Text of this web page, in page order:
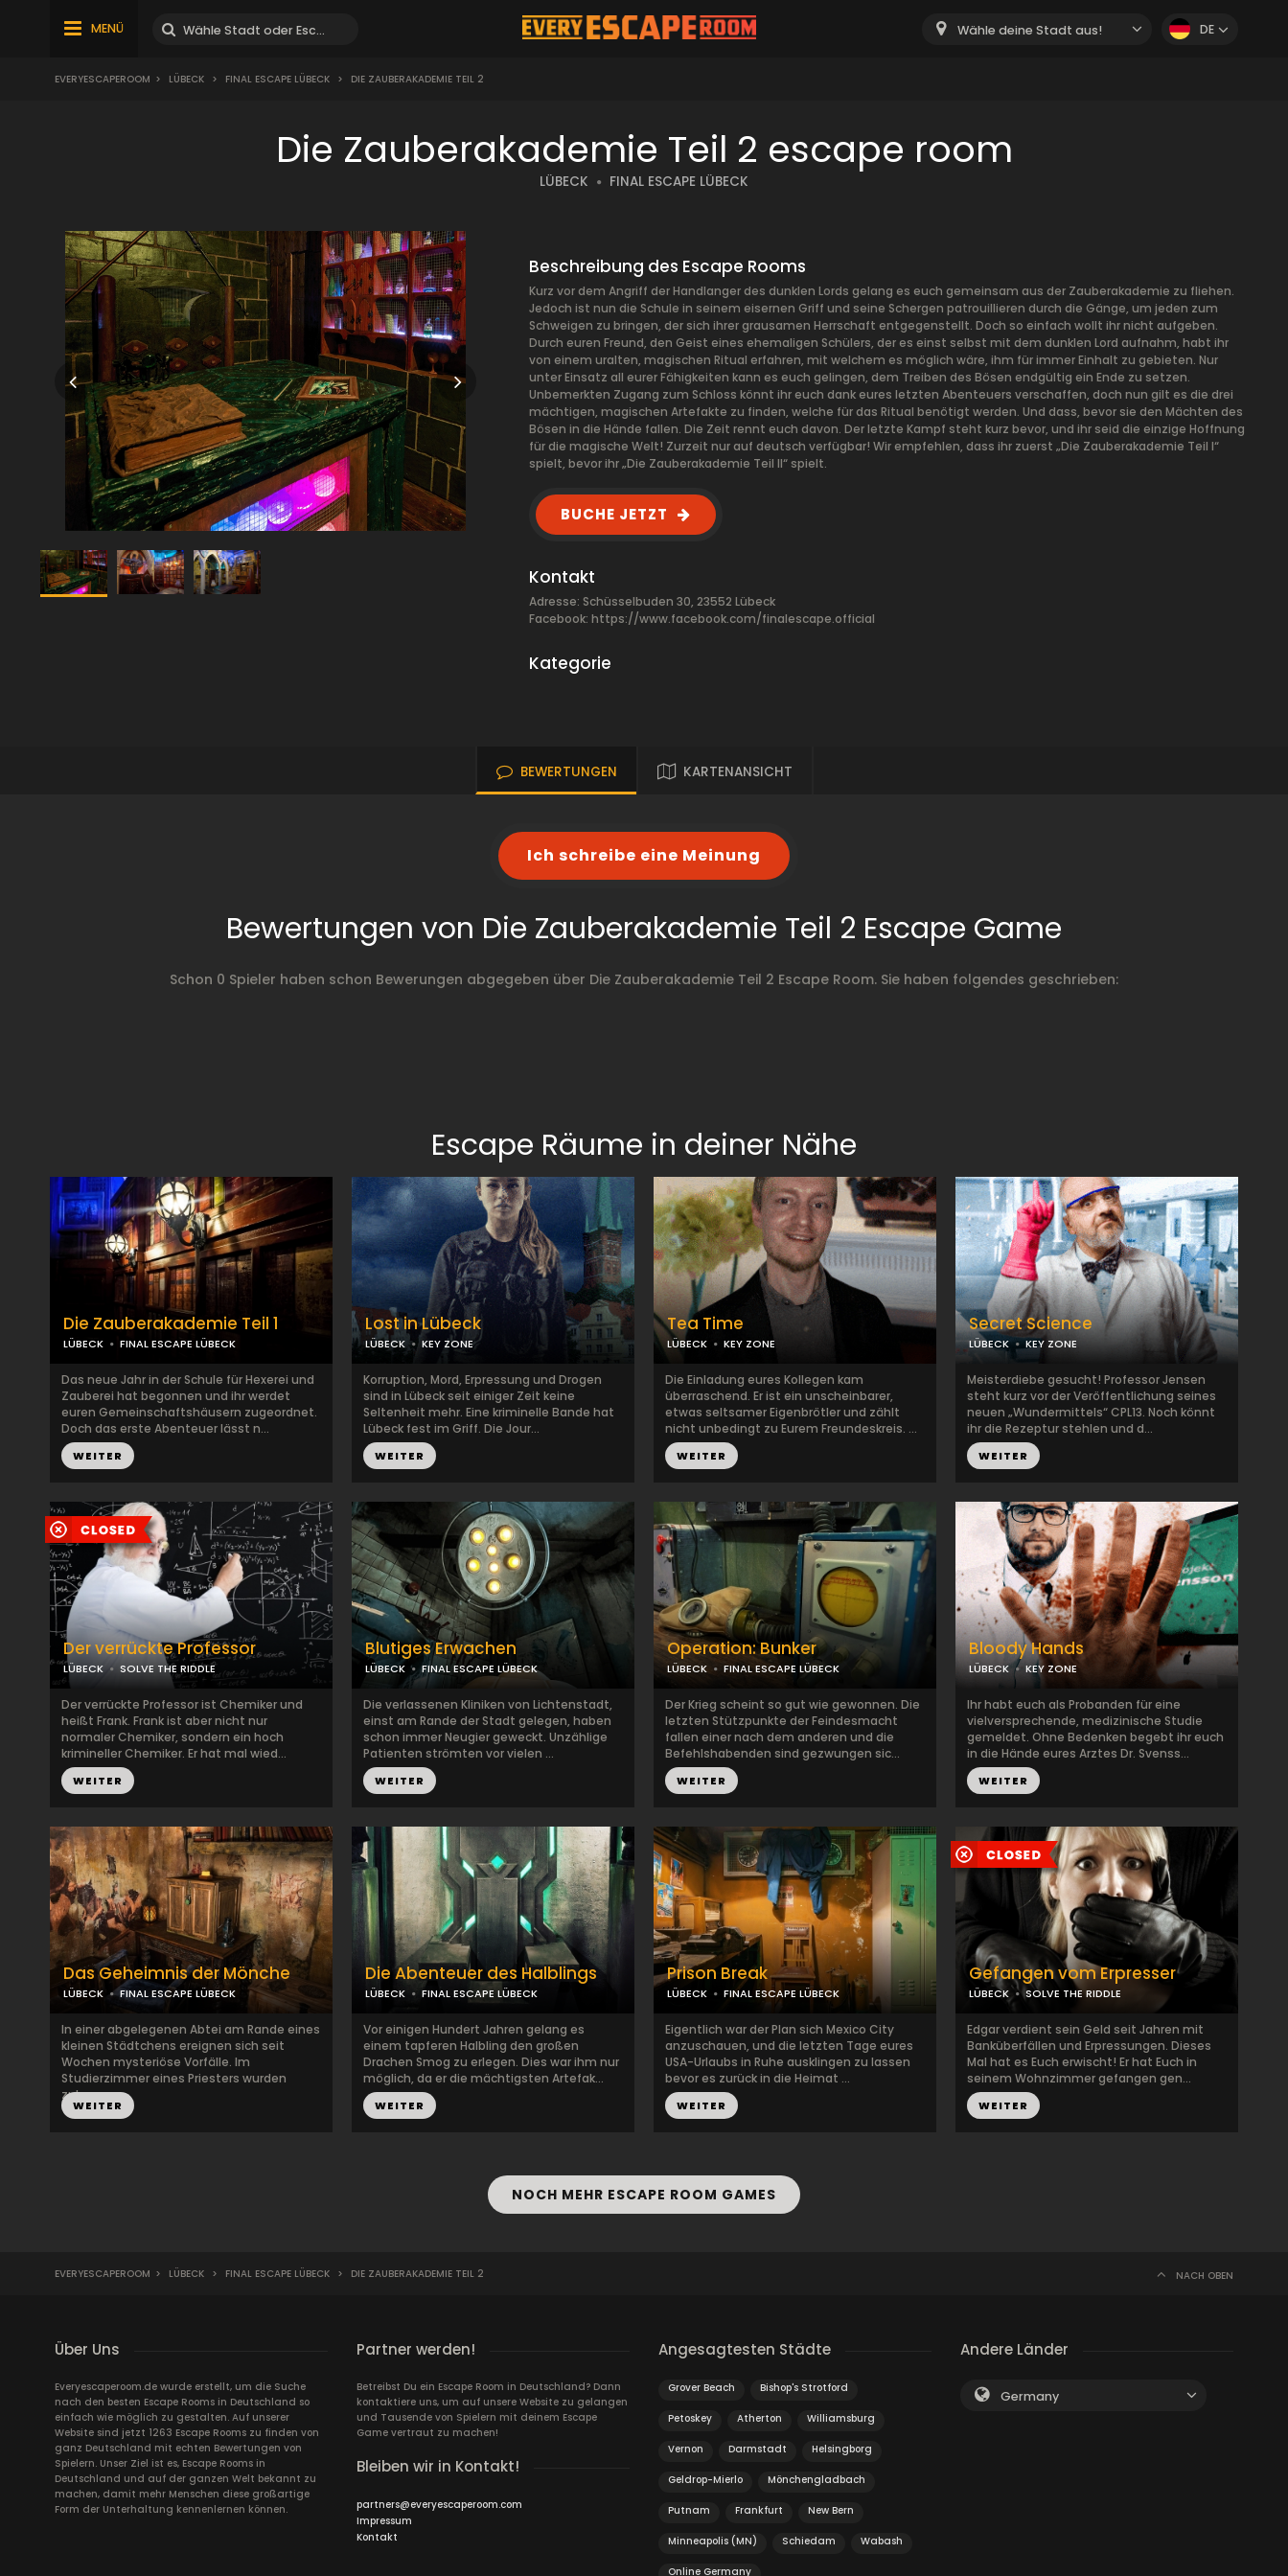
MENÜ Wähle deine Stadt aus! DE
EVERYESCAPEROOM > LÜBECK > FINAL ESCAPE LÜBECK > DIE ZAUBERAKADEMIE TEIL 2
Die Zauberakademie Teil 2 escape room
LÜBECK FINAL ESCAPE LÜBECK
Beschreibung des Escape Rooms
Kurz vor dem Angriff der Handlanger des dunklen Lords gelang es euch gemeinsam aus der Zauberakademie zu fliehen.
Jedoch ist nun die Schule in seinem eisernen Griff und seine Schergen patrouillieren durch die Gänge, um jeden zum
Schweigen zu bringen, der sich ihrer grausamen Herrschaft entgegenstellt. Doch so einfach wollt ihr nicht aufgeben.
Durch euren Freund, den Geist eines ehemaligen Schülers, der es einst selbst mit dem dunklen Lord aufnahm, habt ihr
von einem uralten, magischen Ritual erfahren, mit welchem es möglich wäre, ihm für immer Einhalt zu gebieten. Nur
unter Einsatz all eurer Fähigkeiten kann es euch gelingen, dem Treiben des Bösen endgültig ein Ende zu setzen.
Unbemerkten Zugang zum Schloss könnt ihr euch dank eures letzten Abenteuers verschaffen, doch nun gilt es die drei
mächtigen, magischen Artefakte zu finden, welche für das Ritual benötigt werden. Und dass, bevor sie den Mächten des
Bösen in die Hände fallen. Die Zeit rennt euch davon. Der letzte Kampf steht kurz bevor, und ihr seid die einzige Hoffnung
für die magische Welt! Zurzeit nur auf deutsch verfügbar! Wir empfehlen, dass ihr zuerst „Die Zauberakademie Teil I“
spielt, bevor ihr „Die Zauberakademie Teil II“ spielt.
BUCHE JETZT
Kontakt
Adresse: Schüsselbuden 30, 23552 Lübeck
Facebook: https://www.facebook.com/finalescape.official
Kategorie
BEWERTUNGEN KARTENANSICHT
Ich schreibe eine Meinung
Bewertungen von Die Zauberakademie Teil 2 Escape Game
Schon 0 Spieler haben schon Bewerungen abgegeben über Die Zauberakademie Teil 2 Escape Room. Sie haben folgendes geschrieben:
Escape Räume in deiner Nähe
Die Zauberakademie Teil 1
LÜBECK FINAL ESCAPE LÜBECK
Das neue Jahr in der Schule für Hexerei und
Zauberei hat begonnen und ihr werdet
euren Gemeinschaftshäusern zugeordnet.
Doch das erste Abenteuer lässt n...
WEITER
Lost in Lübeck
LÜBECK KEY ZONE
Korruption, Mord, Erpressung und Drogen
sind in Lübeck seit einiger Zeit keine
Seltenheit mehr. Eine kriminelle Bande hat
Lübeck fest im Griff. Die Jour...
WEITER
Tea Time
LÜBECK KEY ZONE
Die Einladung eures Kollegen kam
überraschend. Er ist ein unscheinbarer,
etwas seltsamer Eigenbrötler und zählt
nicht unbedingt zu Eurem Freundeskreis. ...
WEITER
Secret Science
LÜBECK KEY ZONE
Meisterdiebe gesucht! Professor Jensen
steht kurz vor der Veröffentlichung seines
neuen „Wundermittels“ CPL13. Noch könnt
ihr die Rezeptur stehlen und d...
WEITER
Der verrückte Professor
LÜBECK SOLVE THE RIDDLE
Der verrückte Professor ist Chemiker und
heißt Frank. Frank ist aber nicht nur
normaler Chemiker, sondern ein hoch
krimineller Chemiker. Er hat mal wied...
WEITER
Blutiges Erwachen
LÜBECK FINAL ESCAPE LÜBECK
Die verlassenen Kliniken von Lichtenstadt,
einst am Rande der Stadt gelegen, haben
schon immer Neugier geweckt. Unzählige
Patienten strömten vor vielen ...
WEITER
Operation: Bunker
LÜBECK FINAL ESCAPE LÜBECK
Der Krieg scheint so gut wie gewonnen. Die
letzten Stützpunkte der Feindesmacht
fallen einer nach dem anderen und die
Befehlshabenden sind gezwungen sic...
WEITER
Bloody Hands
LÜBECK KEY ZONE
Ihr habt euch als Probanden für eine
vielversprechende, medizinische Studie
gemeldet. Ohne Bedenken begebt ihr euch
in die Hände eures Arztes Dr. Svenss...
WEITER
Das Geheimnis der Mönche
LÜBECK FINAL ESCAPE LÜBECK
In einer abgelegenen Abtei am Rande eines
kleinen Städtchens ereignen sich seit
Wochen mysteriöse Vorfälle. Im
Studierzimmer eines Priesters wurden
zule...
WEITER
Die Abenteuer des Halblings
LÜBECK FINAL ESCAPE LÜBECK
Vor einigen Hundert Jahren gelang es
einem tapferen Halbling den großen
Drachen Smog zu erlegen. Dies war ihm nur
möglich, da er die mächtigsten Artefak...
WEITER
Prison Break
LÜBECK FINAL ESCAPE LÜBECK
Eigentlich war der Plan sich Mexico City
anzuschauen, und die letzten Tage eures
USA-Urlaubs in Ruhe ausklingen zu lassen
bevor es zurück in die Heimat ...
WEITER
Gefangen vom Erpresser
LÜBECK SOLVE THE RIDDLE
Edgar verdient sein Geld seit Jahren mit
Banküberfällen und Erpressungen. Dieses
Mal hat es Euch erwischt! Er hat Euch in
seinem Wohnzimmer gefangen gen...
WEITER
NOCH MEHR ESCAPE ROOM GAMES
EVERYESCAPEROOM > LÜBECK > FINAL ESCAPE LÜBECK > DIE ZAUBERAKADEMIE TEIL 2 NACH OBEN
Über Uns
Everyescaperoom.de wurde erstellt, um die Suche
nach den besten Escape Rooms in Deutschland so
einfach wie möglich zu gestalten. Auf unserer
Website sind jetzt 1263 Escape Rooms zu finden von
ganz Deutschland mit echten Bewertungen von
Spielern. Unser Ziel ist es, Escape Rooms in
Deutschland und auf der ganzen Welt bekannt zu
machen, damit mehr Menschen diese großartige
Form der Unterhaltung kennenlernen können.
Partner werden!
Betreibst Du ein Escape Room in Deutschland? Dann
kontaktiere uns, um auf unsere Website zu gelangen
und Tausende von Spielern mit deinem Escape
Game vertraut zu machen!
Bleiben wir in Kontakt!
partners@everyescaperoom.com
Impressum
Kontakt
Angesagtesten Städte
Grover Beach Bishop's Strotford
Petoskey Atherton Williamsburg
Vernon Darmstadt Helsingborg
Geldrop-Mierlo Mönchengladbach
Putnam Frankfurt New Bern
Minneapolis (MN) Schiedam Wabash
Online Germany
Andere Länder
Germany